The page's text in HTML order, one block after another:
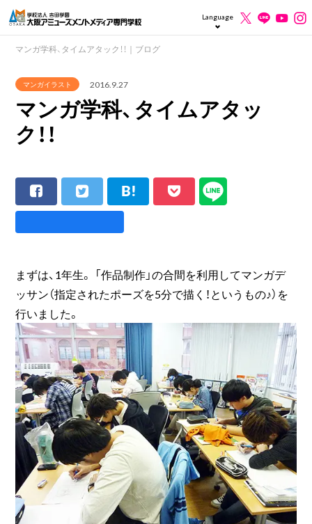
Language
マンガ学科、タイムアタック！！｜ブログ
マンガイラスト 2016.9.27
マンガ学科、タイムアタッ
ク！！
まずは、1年生。 「作品制作」の合間を利用してマンガデ
ッサン（指定されたポーズを5分で描く！というもの♪）を
行いました。